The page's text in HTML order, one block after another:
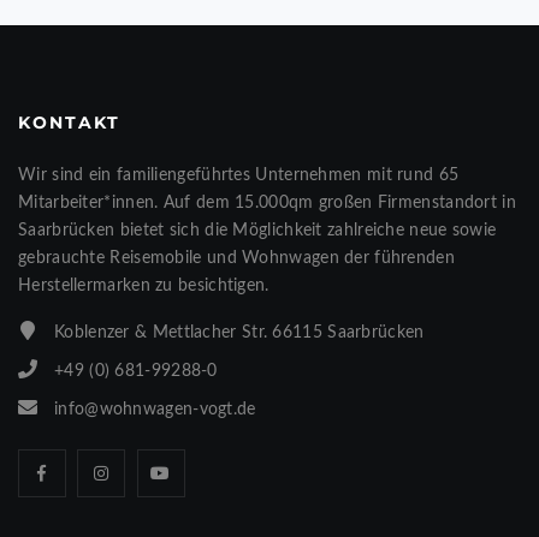
KONTAKT
Wir sind ein familiengeführtes Unternehmen mit rund 65
Mitarbeiter*innen. Auf dem 15.000qm großen Firmenstandort in
Saarbrücken bietet sich die Möglichkeit zahlreiche neue sowie
gebrauchte Reisemobile und Wohnwagen der führenden
Herstellermarken zu besichtigen.
Koblenzer & Mettlacher Str. 66115 Saarbrücken
+49 (0) 681-99288-0
info@wohnwagen-vogt.de